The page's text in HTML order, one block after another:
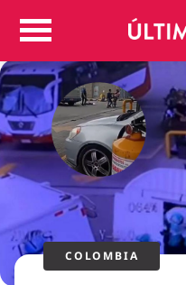
Colombia
Judicial
Politica
Regiones
Deportes
Positivas
Entretenimiento
Vida
Mundo
COLOMBIA